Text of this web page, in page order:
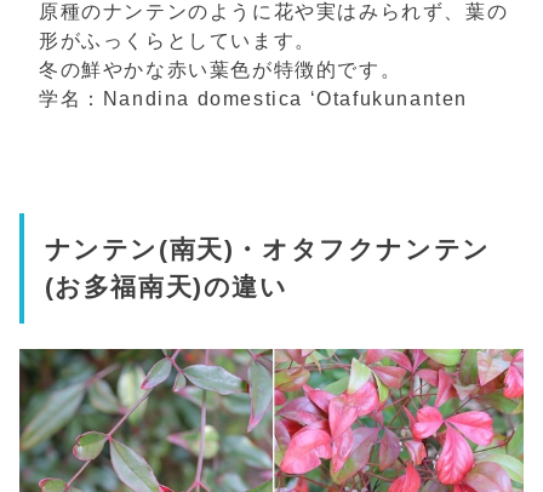
原種のナンテンのように花や実はみられず、葉の
形がふっくらとしています。
冬の鮮やかな赤い葉色が特徴的です。
学名：Nandina domestica ‘Otafukunanten
ナンテン(南天)・オタフクナンテン
(お多福南天)の違い